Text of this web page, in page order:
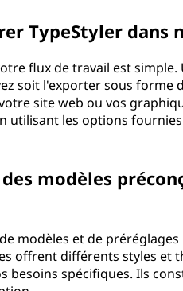
TypeStyler dans
flux de travail est simple.
soit l'exporter sous forme
site web ou vos
utilisant les options
modèles
modèles et de
offrent différents styles et
besoins spécifiques. Ils